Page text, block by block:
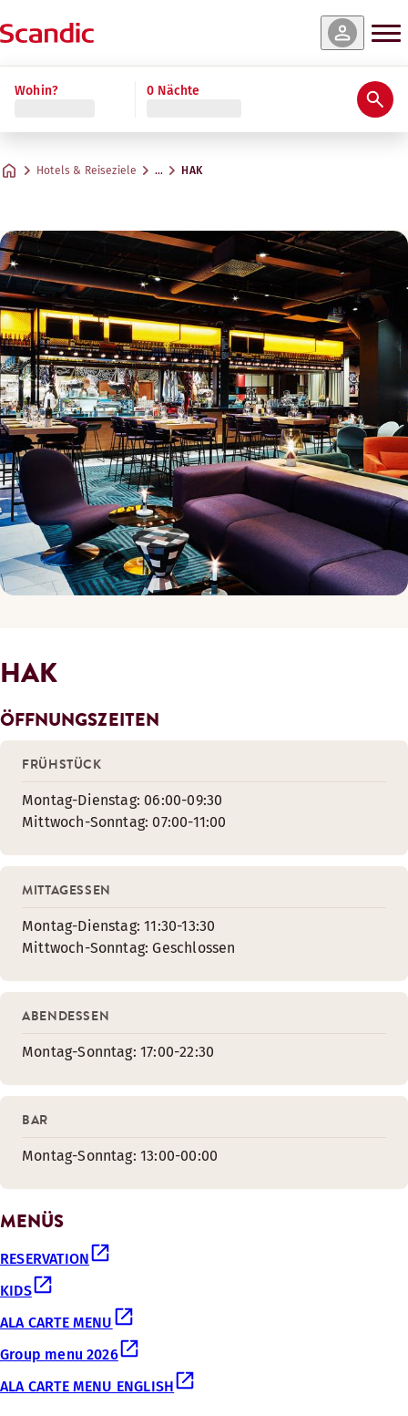
Wohin? 0 Nächte
Hotels & Reiseziele … HAK
HAK
ÖFFNUNGSZEITEN
FRÜHSTÜCK
Montag-Dienstag: 06:00-09:30
Mittwoch-Sonntag: 07:00-11:00
MITTAGESSEN
Montag-Dienstag: 11:30-13:30
Mittwoch-Sonntag: Geschlossen
ABENDESSEN
Montag-Sonntag: 17:00-22:30
BAR
Montag-Sonntag: 13:00-00:00
MENÜS
RESERVATION
KIDS
ALA CARTE MENU
Group menu 2026
ALA CARTE MENU ENGLISH